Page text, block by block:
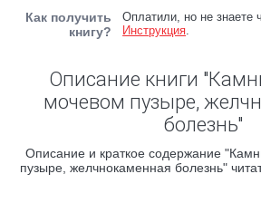
Как получить
книгу?
Оплатили, но не знаете
Инструкция.
Описание книги
мочевом пузыре,
болезнь"
Описание и краткое содержание
пузыре, желчнокаменная болезнь"